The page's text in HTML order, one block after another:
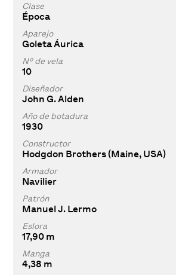
Clase
Época
Aparejo
Goleta Áurica
Nº de vela
10
Diseñador
John G. Alden
Año de botadura
1930
Constructor
Hodgdon Brothers (Maine, USA)
Armador
Navilier
Patrón
Manuel J. Lermo
Eslora
17,90 m
Manga
4,38 m